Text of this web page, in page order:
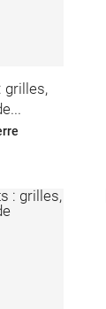
grilles,